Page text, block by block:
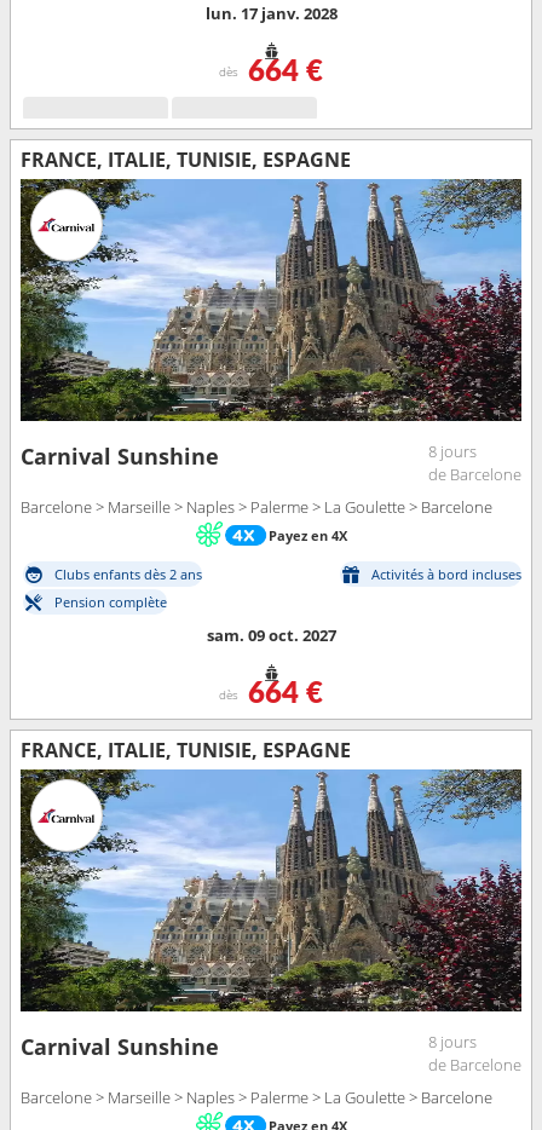
lun. 17 janv. 2028
dès 664 €
FRANCE, ITALIE, TUNISIE, ESPAGNE
Carnival Sunshine
8 jours
de Barcelone
Barcelone > Marseille > Naples > Palerme > La Goulette > Barcelone
Payez en 4X
Clubs enfants dès 2 ans
Activités à bord incluses
Pension complète
sam. 09 oct. 2027
dès 664 €
FRANCE, ITALIE, TUNISIE, ESPAGNE
Carnival Sunshine
8 jours
de Barcelone
Barcelone > Marseille > Naples > Palerme > La Goulette > Barcelone
Payez en 4X